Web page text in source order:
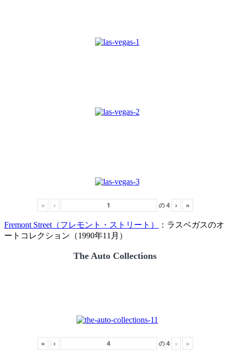
« ‹ の4 › »
Fremont Street（フレモント・ストリート）
：ラスベガスのオ
ートコレクション（1990年11月）
The Auto Collections
« ‹ の4 › »